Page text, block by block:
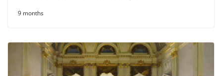
9 months